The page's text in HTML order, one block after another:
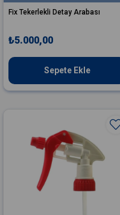
Fix Tekerlekli Detay Arabası
₺5.000,00
Sepete Ekle